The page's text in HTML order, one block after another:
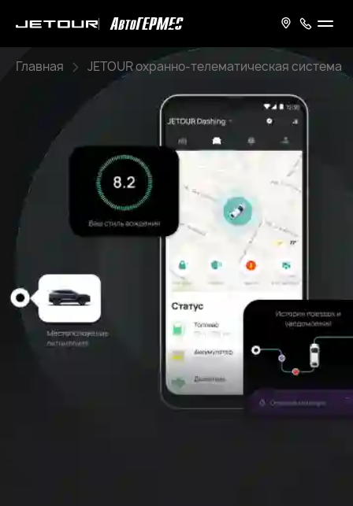
Главная JETOUR охранно-телематическая система